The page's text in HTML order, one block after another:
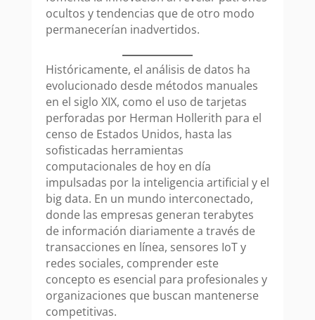
ocultos y tendencias que de otro modo
permanecerían inadvertidos.
Históricamente, el análisis de datos ha
evolucionado desde métodos manuales
en el siglo XIX, como el uso de tarjetas
perforadas por Herman Hollerith para el
censo de Estados Unidos, hasta las
sofisticadas herramientas
computacionales de hoy en día
impulsadas por la inteligencia artificial y el
big data. En un mundo interconectado,
donde las empresas generan terabytes
de información diariamente a través de
transacciones en línea, sensores IoT y
redes sociales, comprender este
concepto es esencial para profesionales y
organizaciones que buscan mantenerse
competitivas.